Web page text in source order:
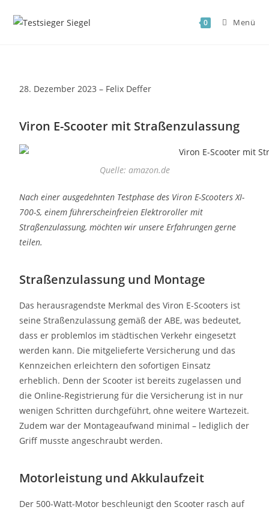
0 Menü
28. Dezember 2023 – Felix Deffer
Viron E-Scooter mit Straßenzulassung
Quelle: amazon.de
Nach einer ausgedehnten Testphase des Viron E-Scooters XI-
700-S, einem führerscheinfreien Elektroroller mit
Straßenzulassung, möchten wir unsere Erfahrungen gerne
teilen.
Straßenzulassung und Montage
Das herausragendste Merkmal des Viron E-Scooters ist
seine Straßenzulassung gemäß der ABE, was bedeutet,
dass er problemlos im städtischen Verkehr eingesetzt
werden kann. Die mitgelieferte Versicherung und das
Kennzeichen erleichtern den sofortigen Einsatz
erheblich. Denn der Scooter ist bereits zugelassen und
die Online-Registrierung für die Versicherung ist in nur
wenigen Schritten durchgeführt, ohne weitere Wartezeit.
Zudem war der Montageaufwand minimal – lediglich der
Griff musste angeschraubt werden.
Motorleistung und Akkulaufzeit
Der 500-Watt-Motor beschleunigt den Scooter rasch auf